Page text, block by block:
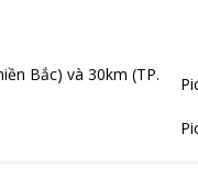
Bắc) và 30km (TP.